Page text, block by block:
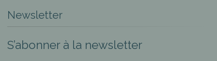
Newsletter
S’abonner à la newsletter